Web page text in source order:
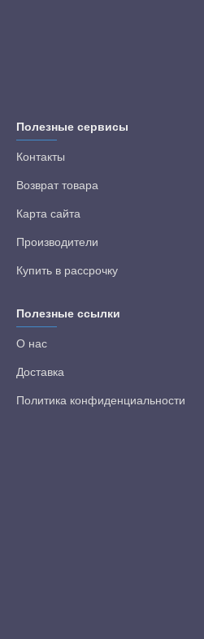
Полезные сервисы
Контакты
Возврат товара
Карта сайта
Производители
Купить в рассрочку
Полезные ссылки
О нас
Доставка
Политика конфиденциальности